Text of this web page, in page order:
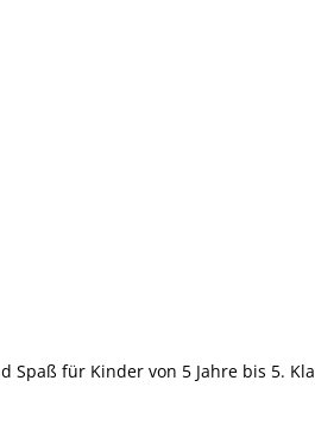
Spaß für Kinder von 5 Jahre bis 5.